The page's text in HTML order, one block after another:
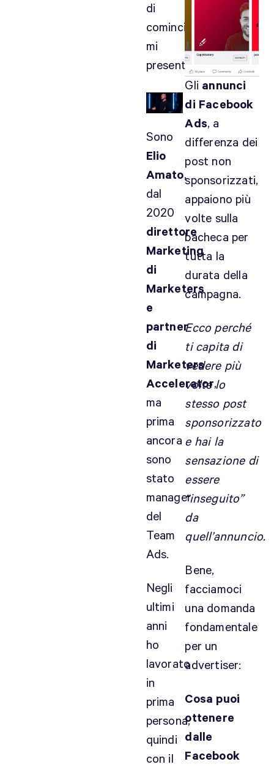
di
cominciare
mi
presento!
Sono
Elio
Amato,
dal
2020
direttore
Marketing
di
Marketers
e
partner
di
Marketers
Accelerator,
ma
prima
ancora
sono
stato
manager
del
Team
Ads.
Negli
ultimi
anni
ho
lavorato
in
prima
persona,
quindi
con il
Gli annunci
di Facebook
Ads, a
differenza dei
post non
sponsorizzati,
appaiono più
volte sulla
bacheca per
tutta la
durata della
campagna.
Ecco perché
ti capita di
vedere più
volte lo
stesso post
sponsorizzato
e hai la
sensazione di
essere
“inseguito”
da
quell’annuncio.
Bene,
facciamoci
una domanda
fondamentale
per un
advertiser:
Cosa puoi
ottenere
dalle
Facebook